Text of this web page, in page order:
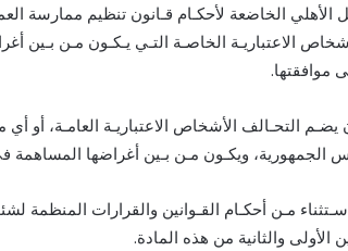
الاعتباريـة الخاصـة التـي يـكـون مـن بـين
موافقتها.
يضـم التحـالف الأشخاص الاعتباريـة العامـة، أو أي
الجمهورية، ويكـون مـن بـين أغراضها المساهمة
مـن أحكـام القـوانين والقرارات المنظمة
الأولى والثانية من هذه المادة.